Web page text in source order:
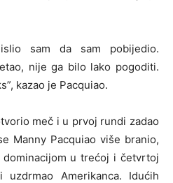
sam da sam pobijedio.
nije ga bilo lako pogoditi.
kazao je Pacquiao.
meč i u prvoj rundi zadao
Manny Pacquiao više branio,
u trećoj i četvrtoj
Amerikanca. Idućih